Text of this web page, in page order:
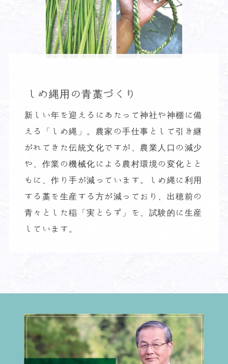
しめ縄用の青藁づくり
新しい年を迎えるにあたって神社や神棚に備
える「しめ縄」。農家の手仕事として引き継
がれてきた伝統文化ですが、農業人口の減少
や、作業の機械化による農村環境の変化とと
もに、作り手が減っています。しめ縄に利用
する藁を生産する方が減っており、出穂前の
青々とした稲「実とらず」を、試験的に生産
しています。